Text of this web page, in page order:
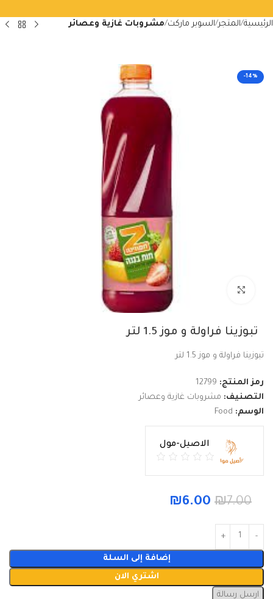
الرئيسية المتجر السوبر ماركت مشروبات غازية وعصائر
-14%
Click to enlarge
تبوزينا فراولة و موز 1.5 لتر
تبوزينا فراولة و موز 1.5 لتر
رمز المنتج: 12799
التصنيف: مشروبات غازية وعصائر
الوسم: Food
الاصيل-مول
₪7.00
₪6.00
إضافة إلى السلة
اشتري الان
ارسل رسالة